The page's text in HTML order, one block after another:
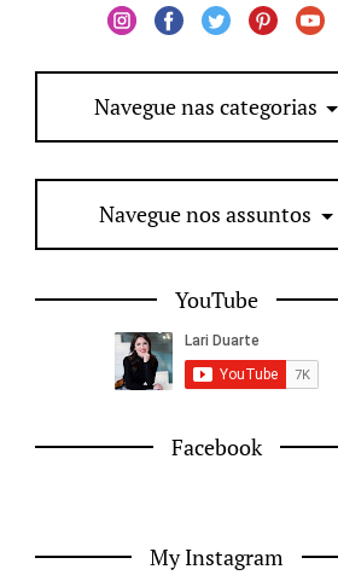
Navegue nas categorias
Navegue nos assuntos
YouTube
Facebook
My Instagram